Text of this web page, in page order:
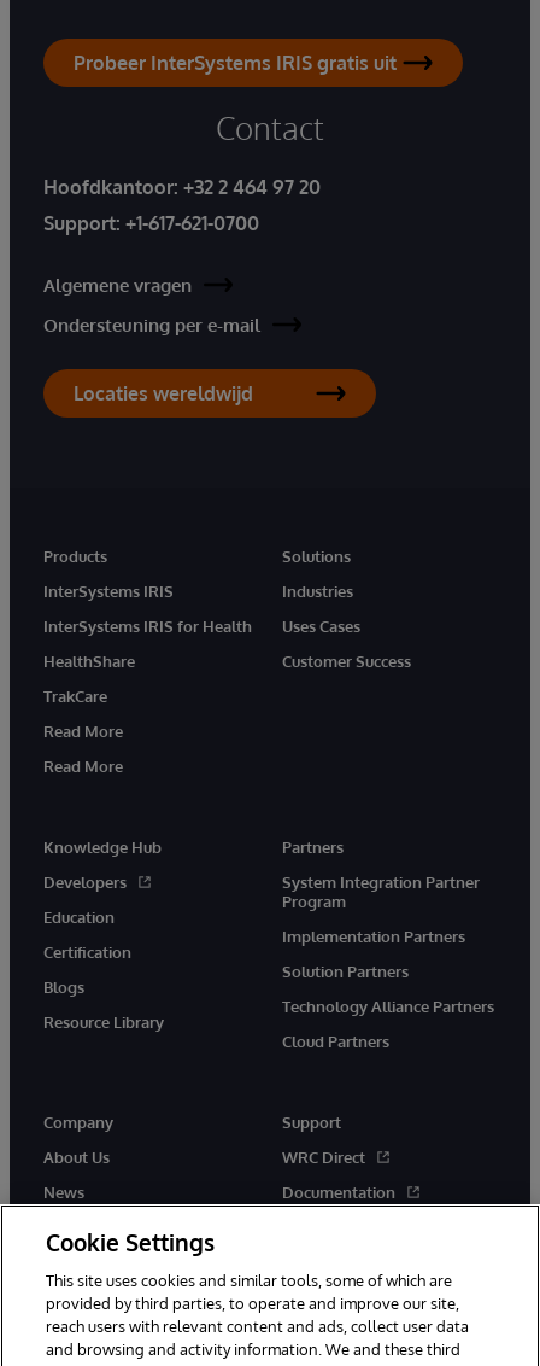
Probeer InterSystems IRIS gratis uit
Contact
Hoofdkantoor: +32 2 464 97 20
Support: +1-617-621-0700
Algemene vragen
Ondersteuning per e-mail
Locaties wereldwijd
Products
InterSystems IRIS
InterSystems IRIS for Health
HealthShare
TrakCare
Read More
Read More
Solutions
Industries
Uses Cases
Customer Success
Knowledge Hub
Developers
Education
Certification
Blogs
Resource Library
Partners
System Integration Partner
Program
Implementation Partners
Solution Partners
Technology Alliance Partners
Cloud Partners
Company
About Us
News
Support
WRC Direct
Documentation
Cookie Settings
This site uses cookies and similar tools, some of which are
provided by third parties, to operate and improve our site,
reach users with relevant content and ads, collect user data
and browsing and activity information. We and these third